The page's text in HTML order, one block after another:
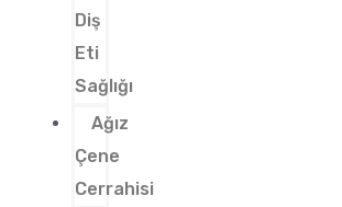
Diş
Eti
Sağlığı
Ağız
Çene
Cerrahisi